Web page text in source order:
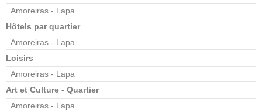
Amoreiras - Lapa
Hôtels par quartier
Amoreiras - Lapa
Loisirs
Amoreiras - Lapa
Art et Culture - Quartier
Amoreiras - Lapa